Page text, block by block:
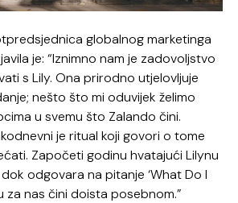
globalnog marketinga
je: “Iznimno nam je zadovoljstvo
s Lily. Ona prirodno utjelovljuje
nešto što mi oduvijek želimo
u svemu što Zalando čini.
je ritual koji govori o tome
Započeti godinu hvatajući Lilynu
odgovara na pitanje ‘What Do I
za nas čini doista posebnom.”